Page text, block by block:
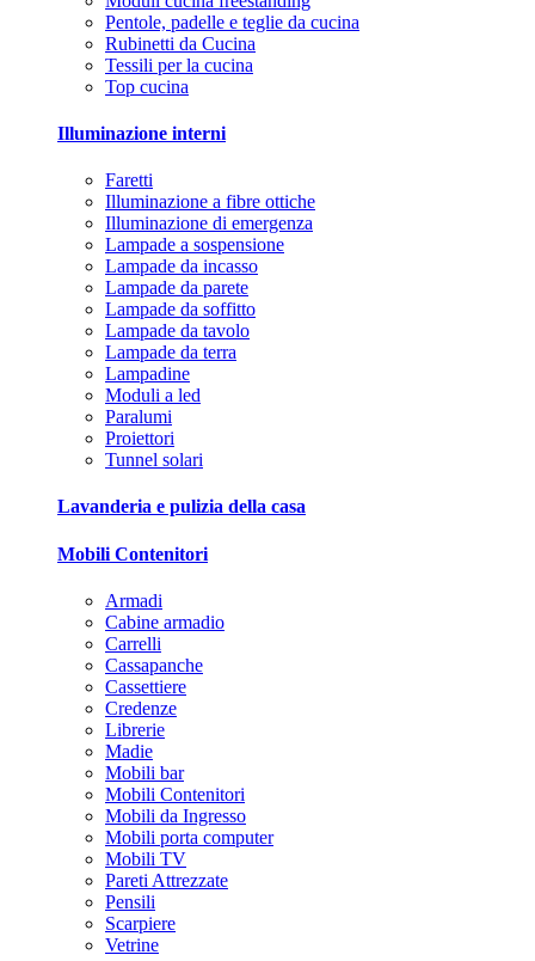
Pentole, padelle e teglie da cucina
Rubinetti da Cucina
Tessili per la cucina
Top cucina
Illuminazione interni
Faretti
Illuminazione a fibre ottiche
Illuminazione di emergenza
Lampade a sospensione
Lampade da incasso
Lampade da parete
Lampade da soffitto
Lampade da tavolo
Lampade da terra
Lampadine
Moduli a led
Paralumi
Proiettori
Tunnel solari
Lavanderia e pulizia della casa
Mobili Contenitori
Armadi
Cabine armadio
Carrelli
Cassapanche
Cassettiere
Credenze
Librerie
Madie
Mobili bar
Mobili Contenitori
Mobili da Ingresso
Mobili porta computer
Mobili TV
Pareti Attrezzate
Pensili
Scarpiere
Vetrine